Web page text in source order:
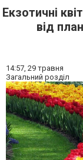
Екзотичні
від
14:57, 29 травня
Загальний розділ